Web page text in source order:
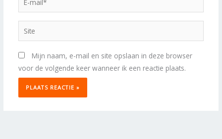
mail*
Site
Mijn naam, e-mail en site opslaan in deze browser
voor de volgende keer wanneer ik een reactie plaats.